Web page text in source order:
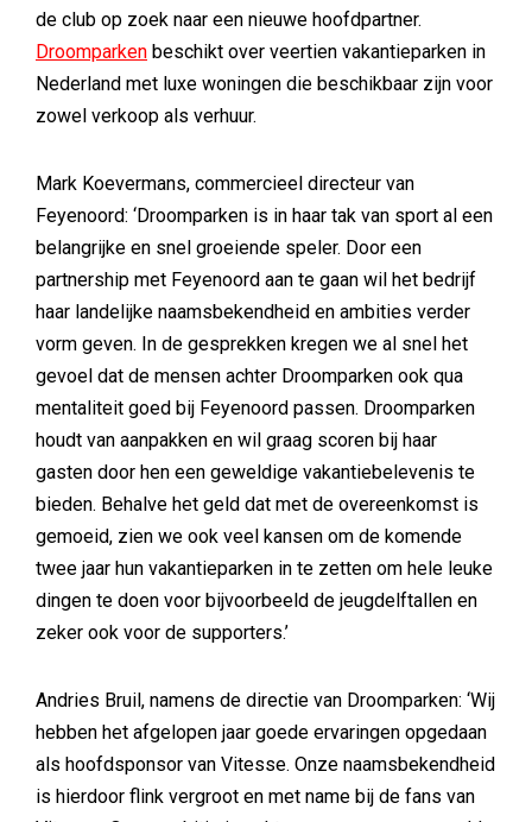
de club op zoek naar een nieuwe hoofdpartner.
Droomparken beschikt over veertien vakantieparken in
Nederland met luxe woningen die beschikbaar zijn voor
zowel verkoop als verhuur.
Mark Koevermans, commercieel directeur van
Feyenoord: ‘Droomparken is in haar tak van sport al een
belangrijke en snel groeiende speler. Door een
partnership met Feyenoord aan te gaan wil het bedrijf
haar landelijke naamsbekendheid en ambities verder
vorm geven. In de gesprekken kregen we al snel het
gevoel dat de mensen achter Droomparken ook qua
mentaliteit goed bij Feyenoord passen. Droomparken
houdt van aanpakken en wil graag scoren bij haar
gasten door hen een geweldige vakantiebelevenis te
bieden. Behalve het geld dat met de overeenkomst is
gemoeid, zien we ook veel kansen om de komende
twee jaar hun vakantieparken in te zetten om hele leuke
dingen te doen voor bijvoorbeeld de jeugdelftallen en
zeker ook voor de supporters.’
Andries Bruil, namens de directie van Droomparken: ‘Wij
hebben het afgelopen jaar goede ervaringen opgedaan
als hoofdsponsor van Vitesse. Onze naamsbekendheid
is hierdoor flink vergroot en met name bij de fans van